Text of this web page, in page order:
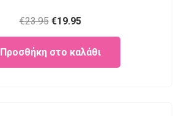
€23.95 Original
price
was:
€23.95.
€19.95Current
price
is:
€19.95.
Προσθήκη στο καλάθι